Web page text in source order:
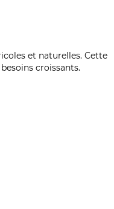
et naturelles. Cette
croissants.